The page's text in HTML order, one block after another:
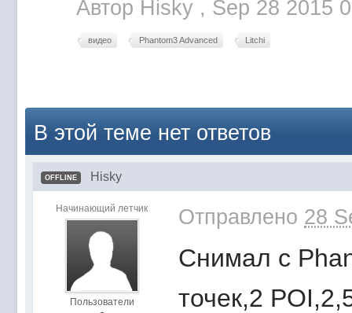
Автор Hisky , Sep 28 2015
видео Phantom3 Advanced Litchi
В этой теме нет ответов
OFFLINE Hisky
Начинающий летчик
Пользователи
Отправлено 28
Снимал с
точек,2